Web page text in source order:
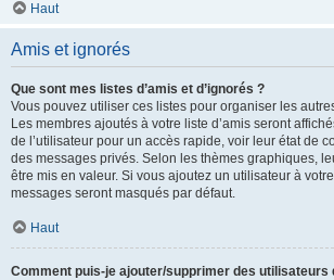
Haut
Amis et ignorés
Que sont mes listes d’amis et d’ignorés ?
Vous pouvez utiliser ces listes pour organiser les
Les membres ajoutés à votre liste d’amis seront
de l’utilisateur pour un accès rapide, voir leur état de
des messages privés. Selon les thèmes graphiques,
être mis en valeur. Si vous ajoutez un utilisateur à
messages seront masqués par défaut.
Haut
Comment puis-je ajouter/supprimer des utilisateurs